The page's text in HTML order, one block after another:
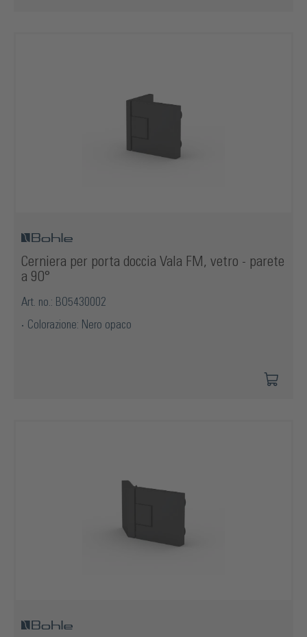
Cerniera per porta doccia Vala FM, vetro - parete
a 90°
Art. no.: BO5430002
Colorazione: Nero opaco